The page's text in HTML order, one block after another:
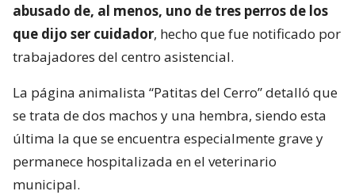
abusado de, al menos, uno de tres perros de los
que dijo ser cuidador, hecho que fue notificado por
trabajadores del centro asistencial.
La página animalista “Patitas del Cerro” detalló que
se trata de dos machos y una hembra, siendo esta
última la que se encuentra especialmente grave y
permanece hospitalizada en el veterinario
municipal.